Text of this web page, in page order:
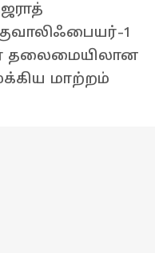
1
தலைமையிலான
மாற்றம்